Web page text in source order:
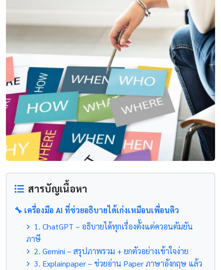
สารบัญเนื้อหา
🔧 เครื่องมือ AI ที่ช่วยอธิบายได้เก่งเหมือนเพื่อนติว
1. ChatGPT – อธิบายได้ทุกเรื่องตั้งแต่ควอนตัมยัน
ภาษี
2. Gemini – สรุปภาพรวม + ยกตัวอย่างเข้าใจง่าย
3. Explainpaper – ช่วยอ่าน Paper ภาษาอังกฤษ แล้ว